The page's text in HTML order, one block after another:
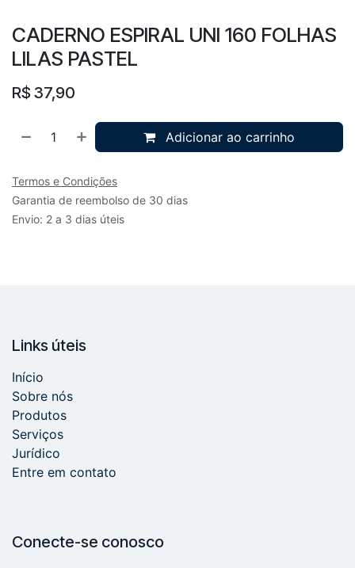
CADERNO ESPIRAL UNI 160 FOLHAS
LILAS PASTEL
R$ 37,90
Adicionar ao carrinho
Termos e Condições
Garantia de reembolso de 30 dias
Envio: 2 a 3 dias úteis
Links úteis
Início
Sobre nós
Produtos
Serviços
Jurídico
Entre em contato
Conecte-se conosco